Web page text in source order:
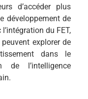
d’accéder plus
développement de
du FET,
explorer de
dans le
de l’intelligence